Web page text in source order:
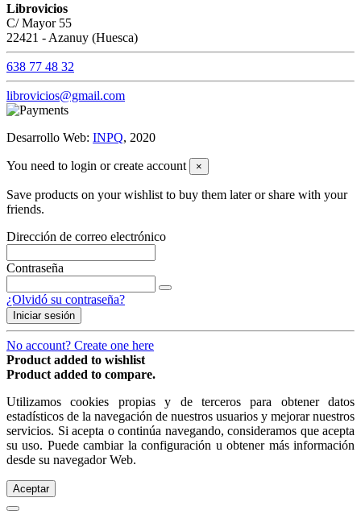
Librovicios
C/ Mayor 55
22421 - Azanuy (Huesca)
638 77 48 32
librovicios@gmail.com
Desarrollo Web: INPQ, 2020
You need to login or create account ×
Save products on your wishlist to buy them later or share with your
friends.
Dirección de correo electrónico
Contraseña
¿Olvidó su contraseña?
Iniciar sesión
No account? Create one here
Product added to wishlist
Product added to compare.
Utilizamos cookies propias y de terceros para obtener datos
estadísticos de la navegación de nuestros usuarios y mejorar nuestros
servicios. Si acepta o continúa navegando, consideramos que acepta
su uso. Puede cambiar la configuración u obtener más información
desde su navegador Web.
Aceptar